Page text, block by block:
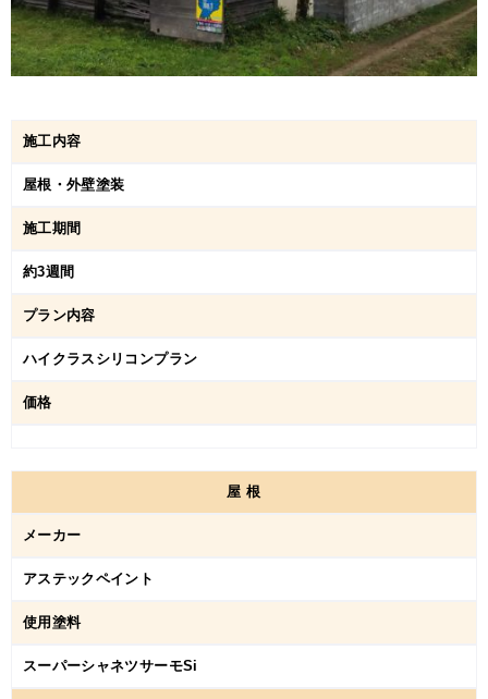
施工内容
屋根・外壁塗装
施工期間
約3週間
プラン内容
ハイクラスシリコンプラン
価格
屋根
メーカー
アステックペイント
使用塗料
スーパーシャネツサーモSi